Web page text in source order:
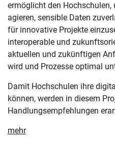
ermöglicht den
agieren, sensible Daten
für innovative Projekte
interoperable und
aktuellen und zukünftigen
wird und Prozesse optimal
Damit Hochschulen ihre
können, werden in diesem
Handlungsempfehlungen
mehr